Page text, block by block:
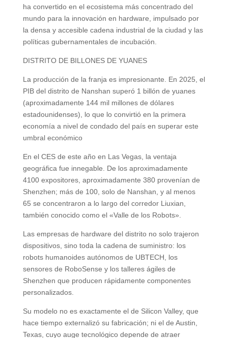
ha convertido en el ecosistema más concentrado del
mundo para la innovación en hardware, impulsado por
la densa y accesible cadena industrial de la ciudad y las
políticas gubernamentales de incubación.
DISTRITO DE BILLONES DE YUANES
La producción de la franja es impresionante. En 2025, el
PIB del distrito de Nanshan superó 1 billón de yuanes
(aproximadamente 144 mil millones de dólares
estadounidenses), lo que lo convirtió en la primera
economía a nivel de condado del país en superar este
umbral económico
En el CES de este año en Las Vegas, la ventaja
geográfica fue innegable. De los aproximadamente
4100 expositores, aproximadamente 380 provenían de
Shenzhen; más de 100, solo de Nanshan, y al menos
65 se concentraron a lo largo del corredor Liuxian,
también conocido como el «Valle de los Robots».
Las empresas de hardware del distrito no solo trajeron
dispositivos, sino toda la cadena de suministro: los
robots humanoides autónomos de UBTECH, los
sensores de RoboSense y los talleres ágiles de
Shenzhen que producen rápidamente componentes
personalizados.
Su modelo no es exactamente el de Silicon Valley, que
hace tiempo externalizó su fabricación; ni el de Austin,
Texas, cuyo auge tecnológico depende de atraer